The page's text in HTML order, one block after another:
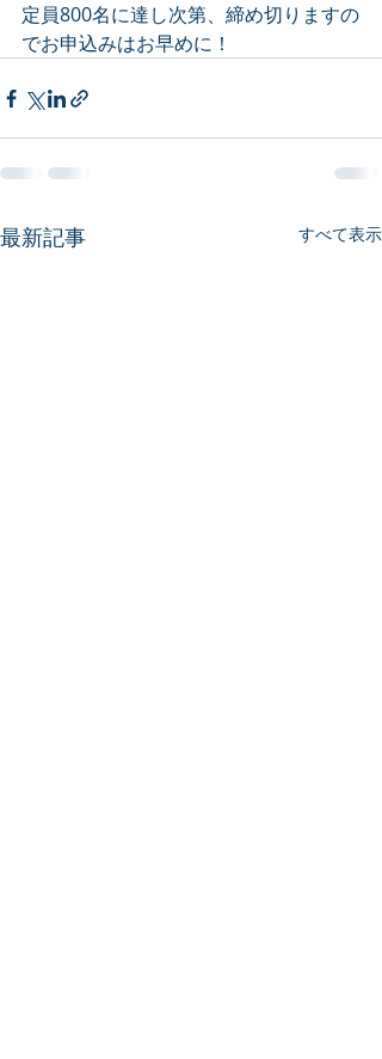
定員800名に達し次第、締め切りますの
でお申込みはお早めに！
最新記事 すべて表示